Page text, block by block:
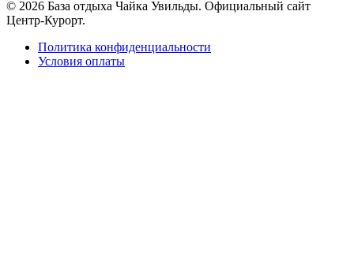
© 2026 База отдыха Чайка Увильды. Официальный сайт
Центр-Курорт.
Политика конфиденциальности
Условия оплаты